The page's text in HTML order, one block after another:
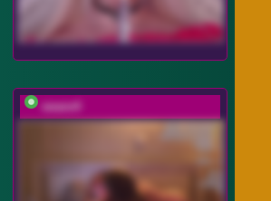
weare4